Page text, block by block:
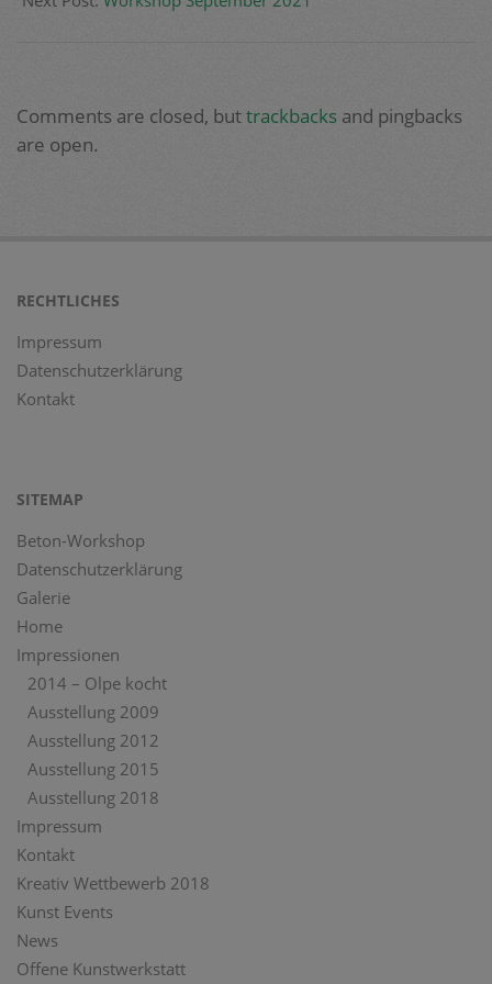
Comments are closed, buttrackbacks and pingbacks
are open.
RECHTLICHES
Impressum
Datenschutzerklärung
Kontakt
SITEMAP
Beton-Workshop
Datenschutzerklärung
Galerie
Home
Impressionen
2014 – Olpe kocht
Ausstellung 2009
Ausstellung 2012
Ausstellung 2015
Ausstellung 2018
Impressum
Kontakt
Kreativ Wettbewerb 2018
Kunst Events
News
Offene Kunstwerkstatt